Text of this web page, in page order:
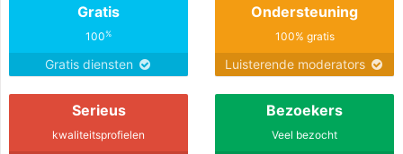
Gratis
100%
Gratis diensten
Ondersteuning
100% gratis
Luisterende moderators
Serieus
kwaliteitsprofielen
Bezoekers
Veel bezocht